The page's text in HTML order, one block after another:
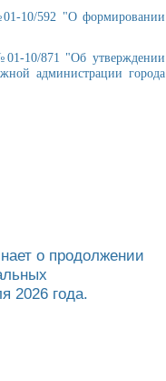
10/592 "О формировании
10/871 "Об утверждении
администрации города
о продолжении
2026 года.